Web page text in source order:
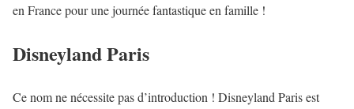
en France pour une journée fantastique en famille !
Disneyland Paris
Ce nom ne nécessite pas d’introduction ! Disneyland Paris est